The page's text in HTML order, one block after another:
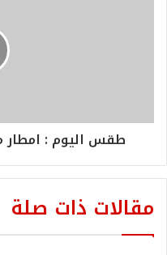
طقس اليوم : امطار
مقالات ذات صلة